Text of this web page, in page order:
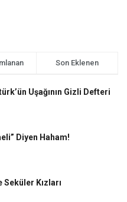
Son Eklenen
Uşağının Gizli Defteri
Diyen Haham!
Seküler Kızları